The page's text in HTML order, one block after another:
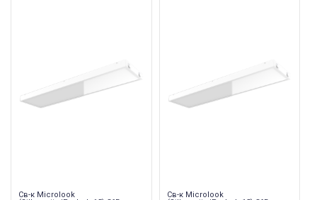
Св-к Microlook
Св-к Microlook